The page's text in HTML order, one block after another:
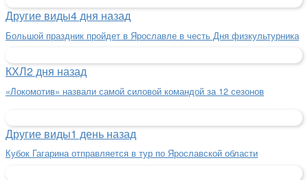
Другие виды4 дня назад
Большой праздник пройдет в Ярославле в честь Дня физкультурника
КХЛ2 дня назад
«Локомотив» назвали самой силовой командой за 12 сезонов
Другие виды1 день назад
Кубок Гагарина отправляется в тур по Ярославской области